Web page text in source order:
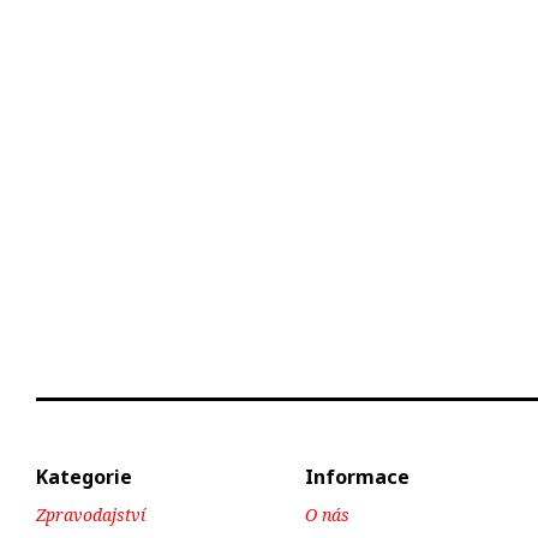
Kategorie
Zpravodajství
Informace
O nás